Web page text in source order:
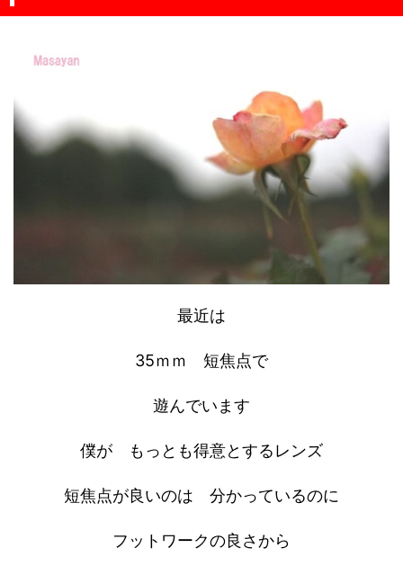
最近は
35ｍｍ 短焦点で
遊んでいます
僕が もっとも得意とするレンズ
短焦点が良いのは 分かっているのに
フットワークの良さから